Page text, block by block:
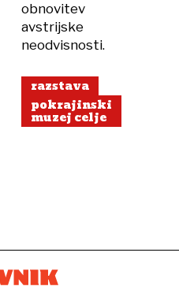
obnovitev
avstrijske
neodvisnosti.
razstava
pokrajinski
muzej celje